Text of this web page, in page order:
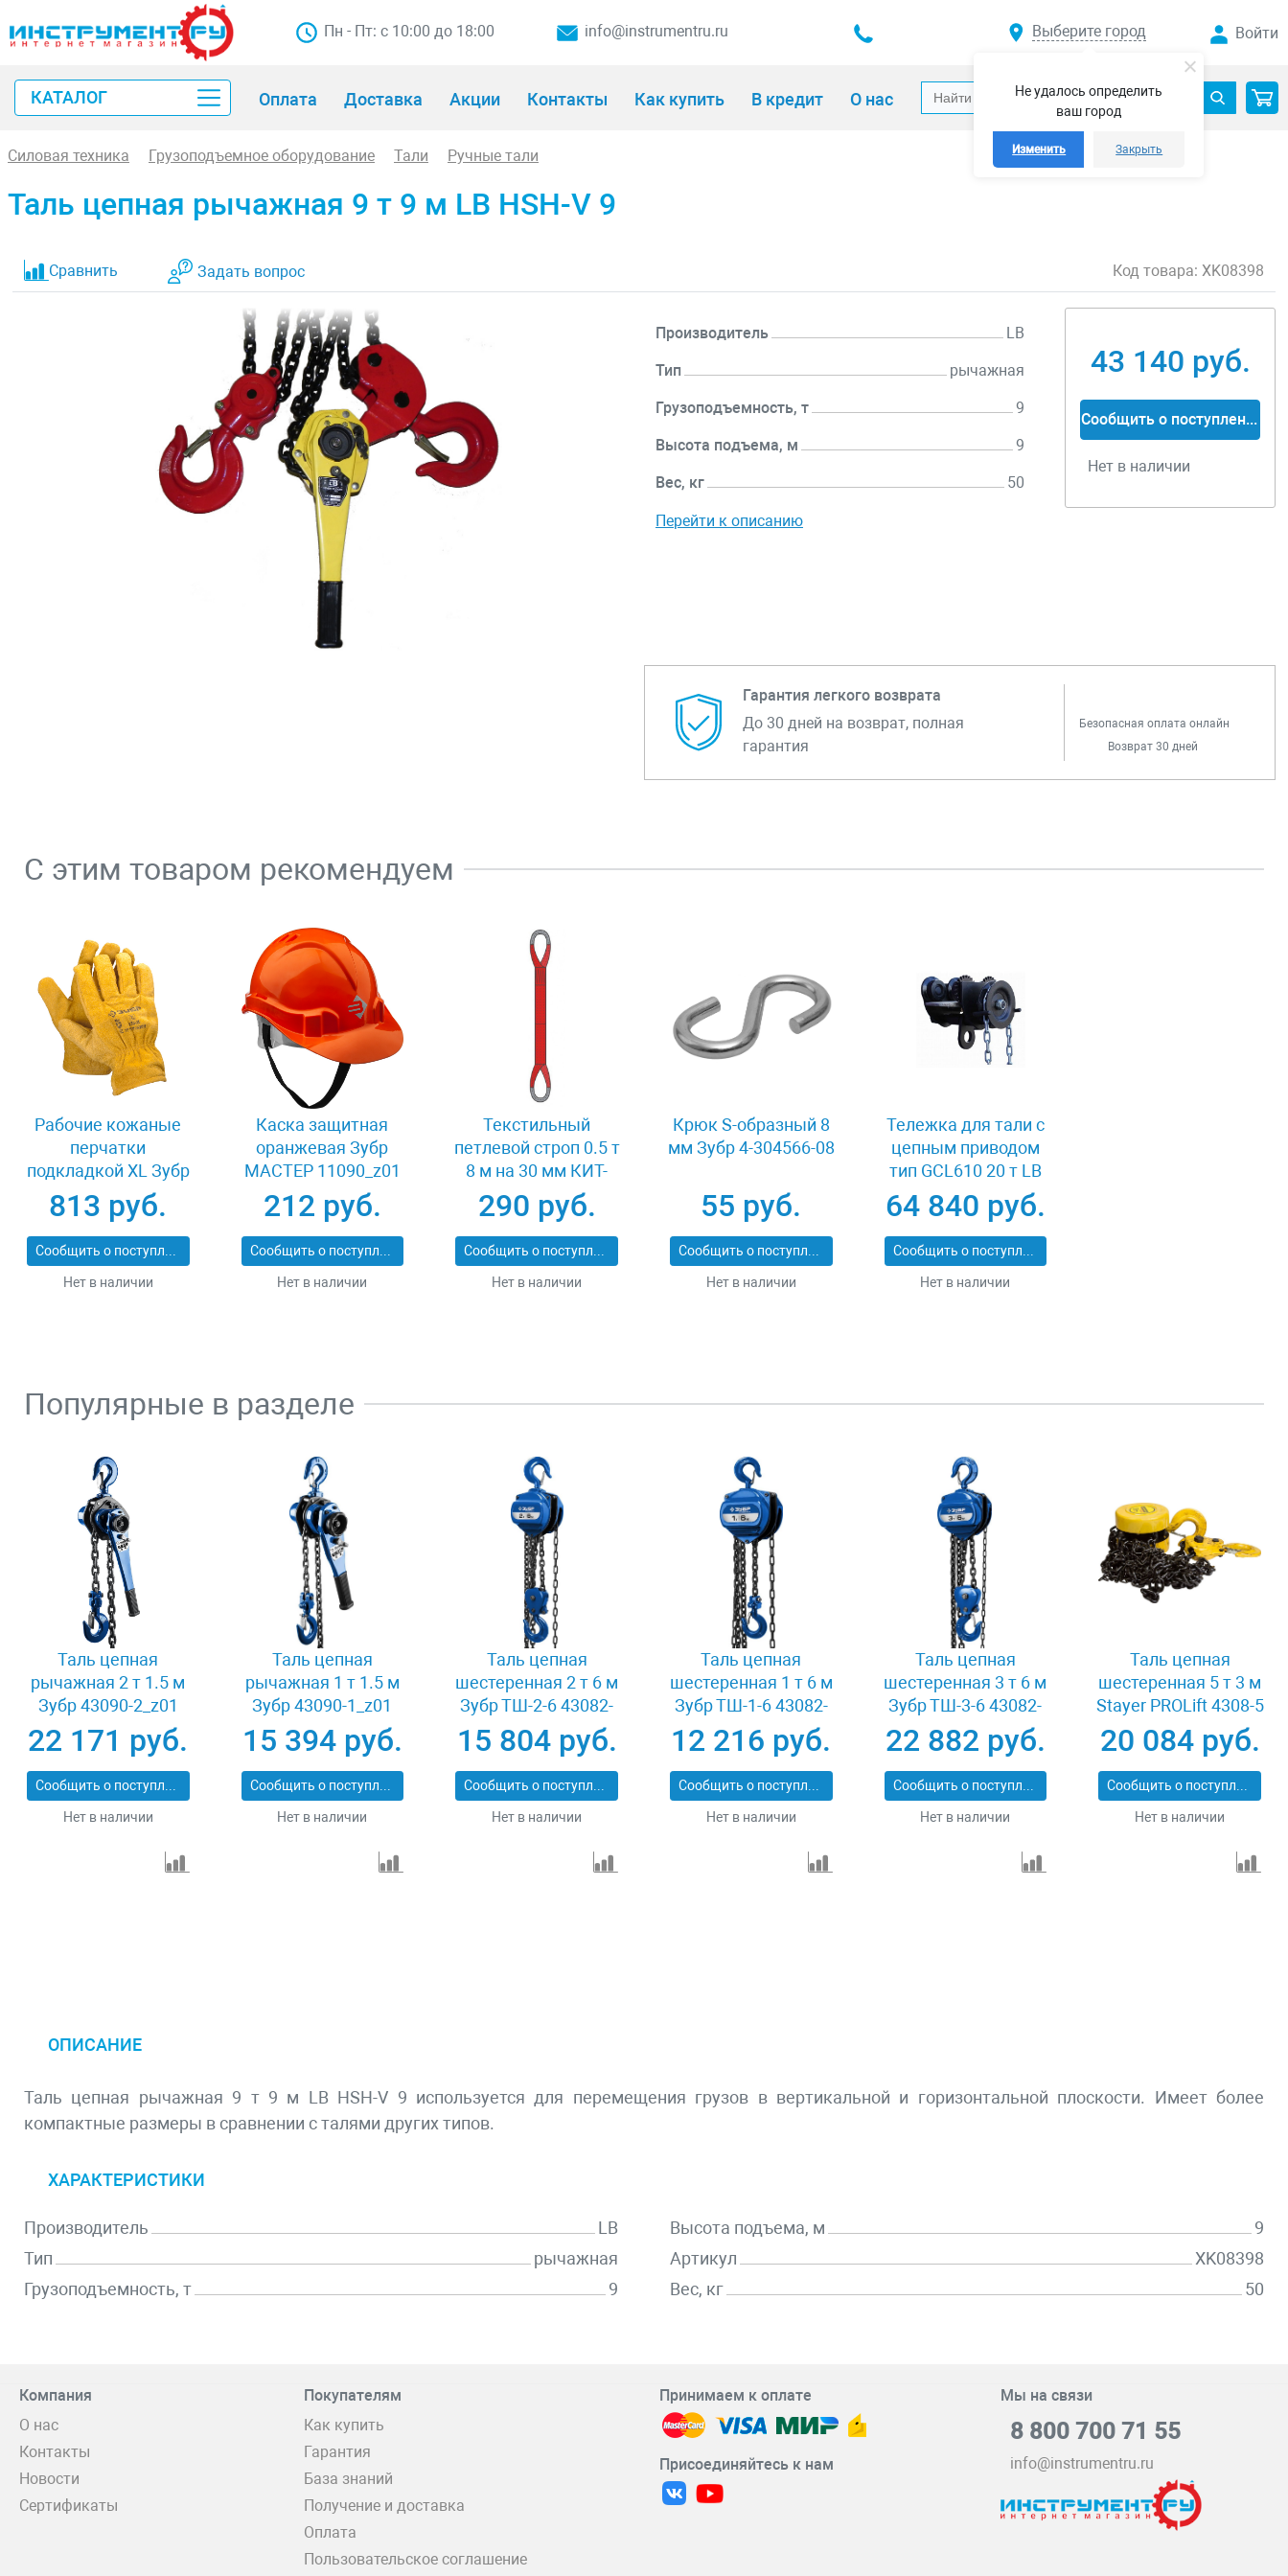
Не удалось определить
ваш город
Изменить Закрыть
Пн - Пт: с 10:00 до 18:00 info@instrumentru.ru Выберите город Войти
КАТАЛОГ Оплата Доставка Акции Контакты Как купить В кредит О нас
Силовая техника Грузоподъемное оборудование Тали Ручные тали
Таль цепная рычажная 9 т 9 м LB HSH-V 9
Сравнить Задать вопрос Код товара: XK08398
Производитель LB
Тип рычажная
Грузоподъемность, т 9
Высота подъема, м 9
Вес, кг 50
Перейти к описанию
43 140 руб.
Сообщить о поступлении
Нет в наличии
Гарантия легкого возврата
До 30 дней на возврат, полная
гарантия
Безопасная оплата онлайн
Возврат 30 дней
С этим товаром рекомендуем
Рабочие кожаные
перчатки
подкладкой XL Зубр
МАСТЕР 1135-XL
813 руб.
Сообщить о поступлении
Нет в наличии
Каска защитная
оранжевая Зубр
МАСТЕР 11090_z01
212 руб.
Сообщить о поступлении
Нет в наличии
Текстильный
петлевой строп 0.5 т
8 м на 30 мм КИТ-
СТП-0.5-8
290 руб.
Сообщить о поступлении
Нет в наличии
Крюк S-образный 8
мм Зубр 4-304566-08
55 руб.
Сообщить о поступлении
Нет в наличии
Тележка для тали с
цепным приводом
тип GCL610 20 т LB
XK41980
64 840 руб.
Сообщить о поступлении
Нет в наличии
Популярные в разделе
Таль цепная
рычажная 2 т 1.5 м
Зубр 43090-2_z01
22 171 руб.
Сообщить о поступлении
Нет в наличии
Таль цепная
рычажная 1 т 1.5 м
Зубр 43090-1_z01
15 394 руб.
Сообщить о поступлении
Нет в наличии
Таль цепная
шестеренная 2 т 6 м
Зубр ТШ-2-6 43082-
2_z01
15 804 руб.
Сообщить о поступлении
Нет в наличии
Таль цепная
шестеренная 1 т 6 м
Зубр ТШ-1-6 43082-
1_z01
12 216 руб.
Сообщить о поступлении
Нет в наличии
Таль цепная
шестеренная 3 т 6 м
Зубр ТШ-3-6 43082-
3_z01
22 882 руб.
Сообщить о поступлении
Нет в наличии
Таль цепная
шестеренная 5 т 3 м
Stayer PROLift 4308-5
20 084 руб.
Сообщить о поступлении
Нет в наличии
ОПИСАНИЕ
Таль цепная рычажная 9 т 9 м LB HSH-V 9 используется для перемещения грузов в вертикальной и горизонтальной плоскости. Имеет более
компактные размеры в сравнении с талями других типов.
ХАРАКТЕРИСТИКИ
Производитель
LB
Тип
рычажная
Грузоподъемность, т
9
Высота подъема, м
9
Артикул
XK08398
Вес, кг
50
Компания
О нас
Контакты
Новости
Сертификаты
Покупателям
Как купить
Гарантия
База знаний
Получение и доставка
Оплата
Пользовательское соглашение
Принимаем к оплате
Присоединяйтесь к нам
Мы на связи
8 800 700 71 55
info@instrumentru.ru